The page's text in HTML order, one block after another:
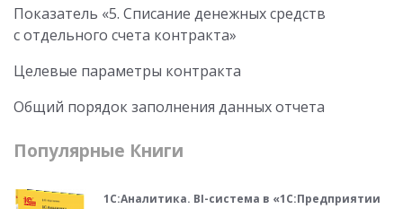
Показатель «5. Списание денежных средств
с отдельного счета контракта»
Целевые параметры контракта
Общий порядок заполнения данных отчета
Популярные Книги
1С:Аналитика. BI-система в «1С:Предприятии